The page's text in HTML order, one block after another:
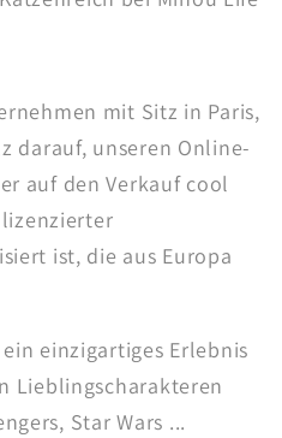
mit Sitz in Paris,
darauf, unseren Online-
auf den Verkauf cool
ist, die aus Europa
einzigartiges Erlebnis
Lieblingscharakteren
Star Wars ...